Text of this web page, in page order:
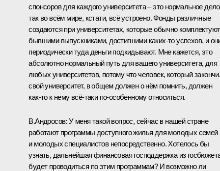
спонсоров для каждого университета – это нормальное
так во всём мире, кстати, всё устроено. Фонды различные
создаются при университетах, которые обычно
бывшими выпускниками, достигшими каких‑то успехов, и
периодически туда деньги подкидывают. Мне кажется, это
абсолютно нормальный путь для вашего университета, для
любых университетов, потому что человек, который
свой университет, в общем должен о нём помнить, должен
как‑то к нему всё‑таки по‑особенному относиться.
В.Андросов: У меня такой вопрос, сейчас в нашей стране
работают программы доступного жилья для молодых семей
и молодых специалистов непосредственно. Хотелось бы
узнать, дальнейшая финансовая господдержка из
будет проводиться по этим программам? И возможно ли